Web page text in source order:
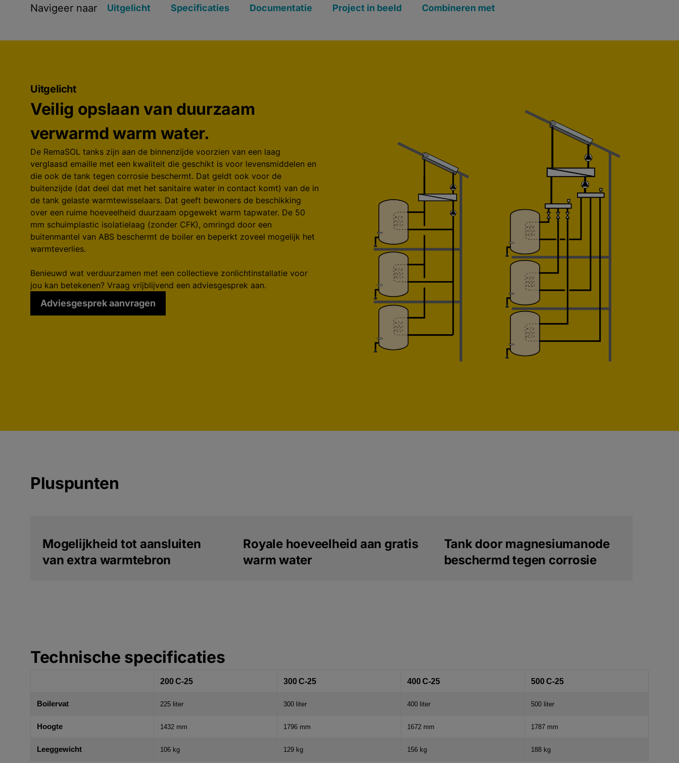
Navigeer naar Uitgelicht Specificaties Documentatie Project in beeld Combineren met
Uitgelicht
Veilig opslaan van duurzaam
verwarmd warm water.
De RemaSOL tanks zijn aan de binnenzijde voorzien van een laag
verglaasd emaille met een kwaliteit die geschikt is voor levensmiddelen en
die ook de tank tegen corrosie beschermt. Dat geldt ook voor de
buitenzijde (dat deel dat met het sanitaire water in contact komt) van de in
de tank gelaste warmtewisselaars. Dat geeft bewoners de beschikking
over een ruime hoeveelheid duurzaam opgewekt warm tapwater. De 50
mm schuimplastic isolatielaag (zonder CFK), omringd door een
buitenmantel van ABS beschermt de boiler en beperkt zoveel mogelijk het
warmteverlies.
Benieuwd wat verduurzamen met een collectieve zonlichtinstallatie voor
jou kan betekenen? Vraag vrijblijvend een adviesgesprek aan.
Adviesgesprek aanvragen
Pluspunten
Mogelijkheid tot aansluiten
van extra warmtebron
Royale hoeveelheid aan gratis
warm water
Tank door magnesiumanode
beschermd tegen corrosie
Technische specificaties
200 C-25 300 C-25 400 C-25 500 C-25
Boilervat 225 liter 300 liter 400 liter 500 liter
Hoogte 1432 mm 1796 mm 1672 mm 1787 mm
Leeggewicht 106 kg 129 kg 156 kg 188 kg